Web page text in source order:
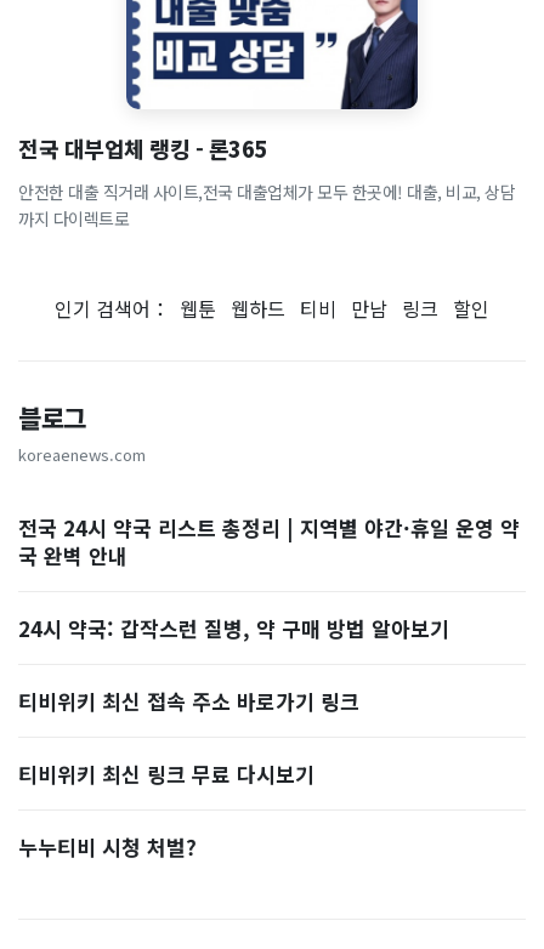
전국 대부업체 랭킹 - 론365
안전한 대출 직거래 사이트,전국 대출업체가 모두 한곳에! 대출, 비교, 상담
까지 다이렉트로
인기 검색어： 웹툰 웹하드 티비 만남 링크 할인
블로그
koreaenews.com
전국 24시 약국 리스트 총정리 | 지역별 야간·휴일 운영 약
국 완벽 안내
24시 약국: 갑작스런 질병, 약 구매 방법 알아보기
티비위키 최신 접속 주소 바로가기 링크
티비위키 최신 링크 무료 다시보기
누누티비 시청 처벌?